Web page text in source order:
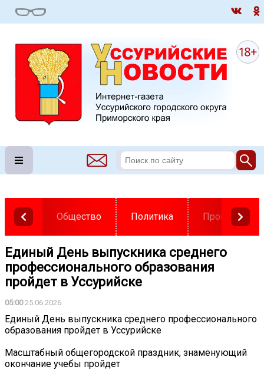
Общество Политика
Единый День выпускника среднего
профессионального образования
пройдет в Уссурийске
05:0025.06.2026
Единый День выпускника среднего профессионального
образования пройдет в Уссурийске
Масштабный общегородской праздник, знаменующий
окончание учебы пройдет